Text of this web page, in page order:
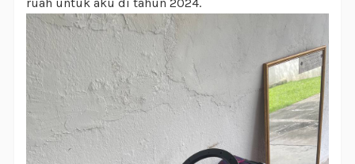
ruah untuk aku di tahun 2024.